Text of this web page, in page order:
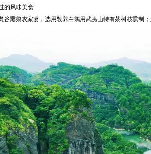
的风味美食
谷熏鹅农家宴，选用散养白鹅用武夷山特有茶树枝熏制